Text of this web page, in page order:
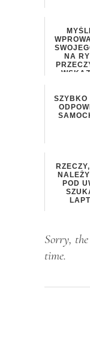
NA
SZYBKO
POD
Sorry,
time.